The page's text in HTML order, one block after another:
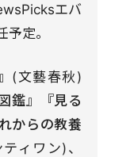
エバ
定。
(文藝春秋)
鑑』『見る
からの教養
ィワン)、